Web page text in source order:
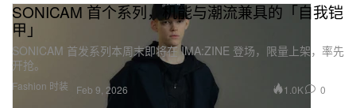
Fashion 时装
SONICAM 首个系列，机能与潮流兼具的「自我铠
甲」
SONICAM 首发系列本周末即将在 IMA:ZINE 登场，限量上架，率先
开抢。
Feb 9, 2026 1.0K 0